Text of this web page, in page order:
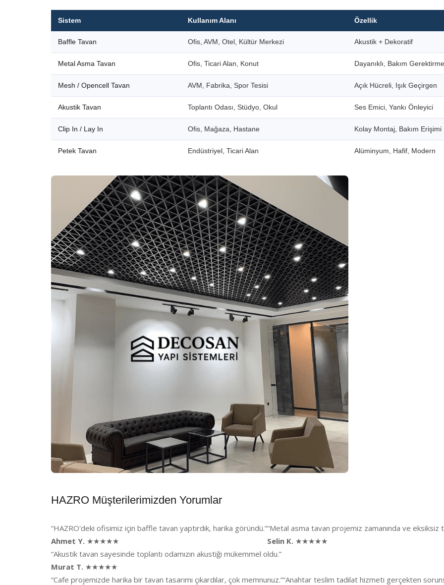
Sistem Kullanım Alanı Özellik
Baffle Tavan Ofis, AVM, Otel, Kültür Merkezi Akustik + Dekoratif
Metal Asma Tavan Ofis, Ticari Alan, Konut Dayanıklı, Bakım
Mesh / Opencell Tavan AVM, Fabrika, Spor Tesisi Açık Hücreli, Işık Geçirgen
Akustik Tavan Toplantı Odası, Stüdyo, Okul Ses Emici, Yankı Önleyici
Clip In / Lay In Ofis, Mağaza, Hastane Kolay Montaj, Bakım Erişimi
Petek Tavan Endüstriyel, Ticari Alan Alüminyum, Hafif, Modern
HAZRO Müşterilerimizden Yorumlar
“HAZRO'deki ofisimiz için baffle tavan yaptırdık, harika göründü.”
Ahmet Y. ★★★★★
“Metal asma tavan projemiz zamanında ve eksiksiz
Selin K. ★★★★★
“Akustik tavan sayesinde toplantı odamızın akustiği mükemmel oldu.”
Murat T. ★★★★★
“Cafe projemizde harika bir tavan tasarımı çıkardılar, çok memnunuz.”“Anahtar teslim tadilat hizmeti gerçekten